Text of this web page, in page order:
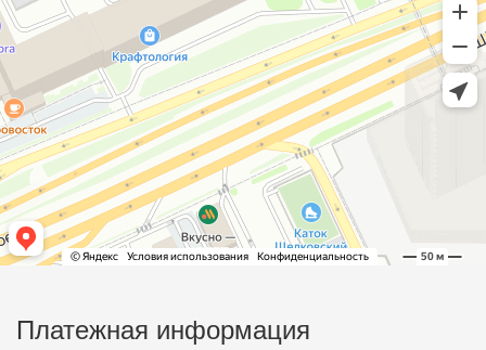
Платежная информация